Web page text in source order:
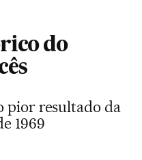
do
pior resultado da
1969